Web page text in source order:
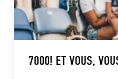
7000! ET VOUS,